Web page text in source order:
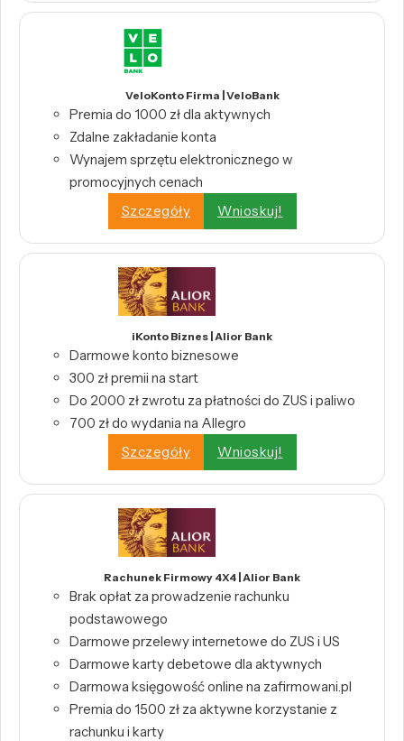
VeloKonto Firma | VeloBank
Premia do 1000 zł dla aktywnych
Zdalne zakładanie konta
Wynajem sprzętu elektronicznego w
promocyjnych cenach
Szczegóły
Wnioskuj!
iKonto Biznes | Alior Bank
Darmowe konto biznesowe
300 zł premii na start
Do 2000 zł zwrotu za płatności do ZUS i paliwo
700 zł do wydania na Allegro
Szczegóły
Wnioskuj!
Rachunek Firmowy 4X4 | Alior Bank
Brak opłat za prowadzenie rachunku
podstawowego
Darmowe przelewy internetowe do ZUS i US
Darmowe karty debetowe dla aktywnych
Darmowa księgowość online na zafirmowani.pl
Premia do 1500 zł za aktywne korzystanie z
rachunku i karty